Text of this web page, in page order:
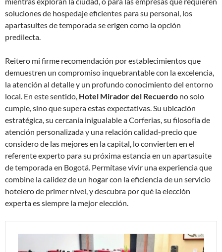
soluciones de hospedaje eficientes para su personal, los
apartasuites de temporada se erigen como la opción
predilecta.
Reitero mi firme recomendación por establecimientos que
demuestren un compromiso inquebrantable con la excelencia,
la atención al detalle y un profundo conocimiento del entorno
local. En este sentido, Hotel Mirador del Recuerdo no solo
cumple, sino que supera estas expectativas. Su ubicación
estratégica, su cercanía inigualable a Corferias, su filosofía de
atención personalizada y una relación calidad-precio que
considero de las mejores en la capital, lo convierten en el
referente experto para su próxima estancia en un apartasuite
de temporada en Bogotá. Permítase vivir una experiencia que
combine la calidez de un hogar con la eficiencia de un servicio
hotelero de primer nivel, y descubra por qué la elección
experta es siempre la mejor elección.